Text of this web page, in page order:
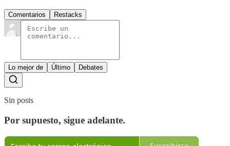
Comentarios Restacks
Lo mejor de Último Debates
Sin posts
Por supuesto, sigue adelante.